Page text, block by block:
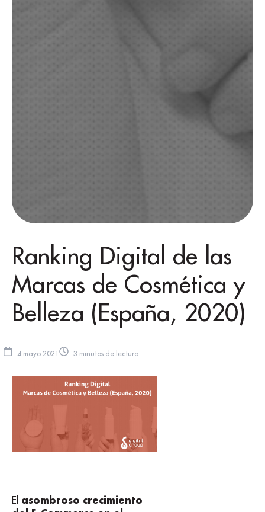
Ranking Digital de las
Marcas de Cosmética y
Belleza (España, 2020)
4 mayo 2021 3 minutos de lectura
El asombroso crecimiento